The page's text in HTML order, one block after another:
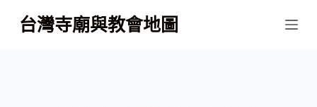
跳
至
台灣寺廟與教會地圖